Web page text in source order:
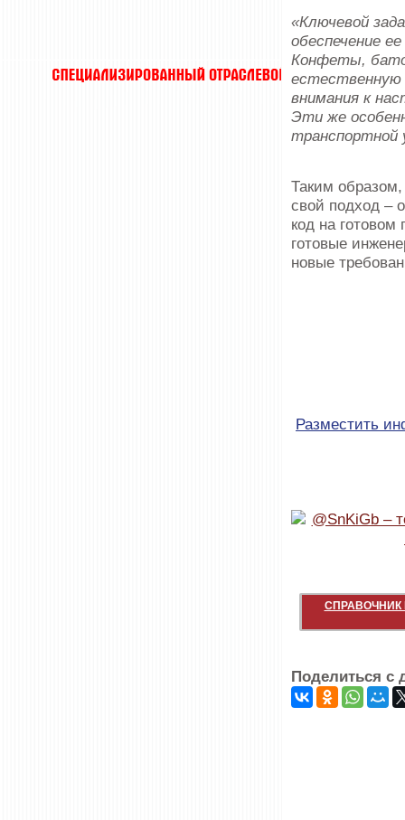
«Ключевой
обеспечение
Конфеты,
естественную
внимания к
Эти же
транспортной
Таким
свой подход –
код на
готовые
новые
Разместить
СПРАВОЧНИК
Поделиться с